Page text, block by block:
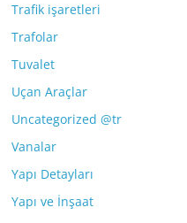
Trafik işaretleri
Trafolar
Tuvalet
Uçan Araçlar
Uncategorized @tr
Vanalar
Yapı Detayları
Yapı ve İnşaat